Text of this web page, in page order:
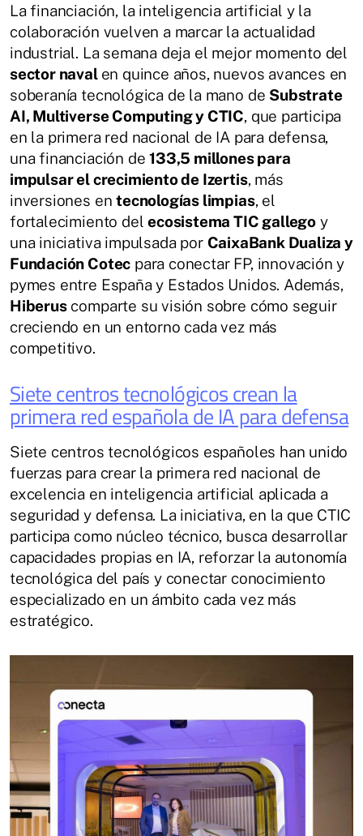
La financiación, la inteligencia artificial y la
colaboración vuelven a marcar la actualidad
industrial. La semana deja el mejor momento del
sector naval en quince años, nuevos avances en
soberanía tecnológica de la mano de Substrate
AI, Multiverse Computing y CTIC, que participa
en la primera red nacional de IA para defensa,
una financiación de133,5 millones para
impulsar el crecimiento de Izertis, más
inversiones entecnologías limpias, el
fortalecimiento delecosistema TIC gallego y
una iniciativa impulsada por CaixaBank Dualiza y
Fundación Cotec para conectar FP, innovación y
pymes entre España y Estados Unidos. Además,
Hiberuscomparte su visión sobre cómo seguir
creciendo en un entorno cada vez más
competitivo.
Siete centros tecnológicos crean la
primera red española de IA para defensa
Siete centros tecnológicos españoles han unido
fuerzas para crear la primera red nacional de
excelencia en inteligencia artificial aplicada a
seguridad y defensa. La iniciativa, en la que CTIC
participa como núcleo técnico, busca desarrollar
capacidades propias en IA, reforzar la autonomía
tecnológica del país y conectar conocimiento
especializado en un ámbito cada vez más
estratégico.